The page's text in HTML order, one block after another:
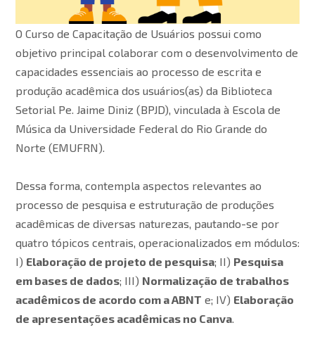
O Curso de Capacitação de Usuários possui como
objetivo principal colaborar com o desenvolvimento de
capacidades essenciais ao processo de escrita e
produção acadêmica dos usuários(as) da Biblioteca
Setorial Pe. Jaime Diniz (BPJD), vinculada à Escola de
Música da Universidade Federal do Rio Grande do
Norte (EMUFRN).
Dessa forma, contempla aspectos relevantes ao
processo de pesquisa e estruturação de produções
acadêmicas de diversas naturezas, pautando-se por
quatro tópicos centrais, operacionalizados em módulos:
I) Elaboração de projeto de pesquisa; II) Pesquisa
em bases de dados; III) Normalização de trabalhos
acadêmicos de acordo com a ABNT e; IV) Elaboração
de apresentações acadêmicas no Canva.